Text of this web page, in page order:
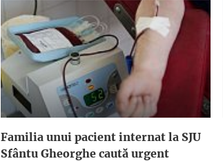
Familia unui pacient internat la SJU
Sfântu Gheorghe caută urgent